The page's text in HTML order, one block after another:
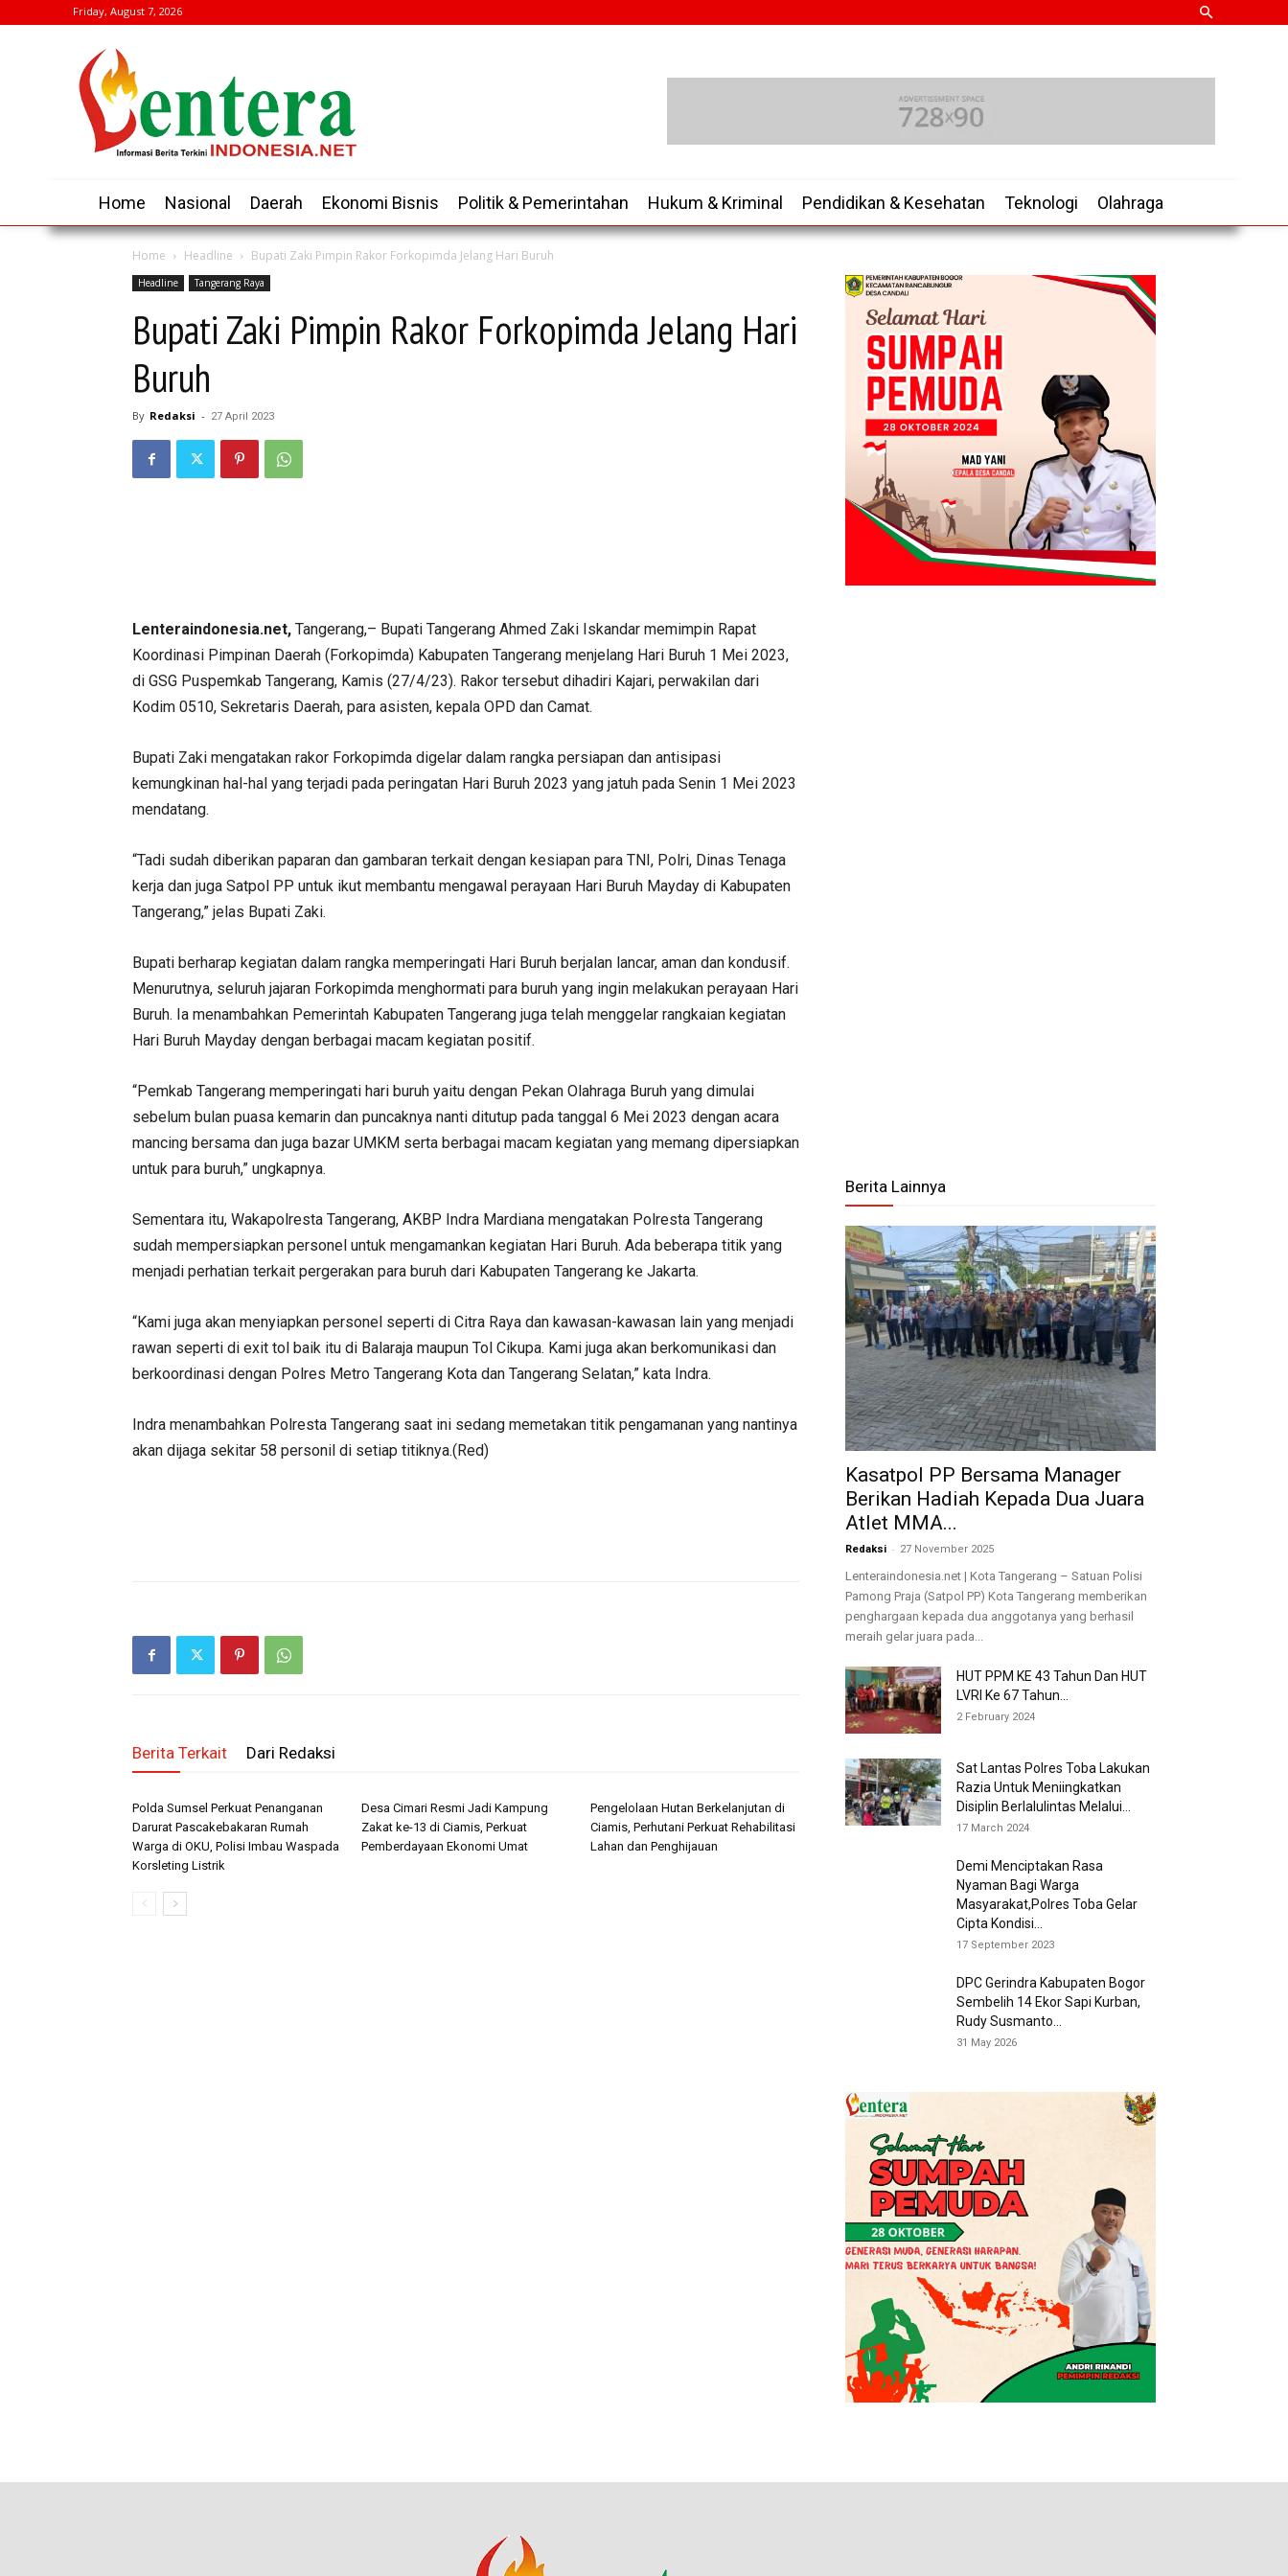
Friday, August 7, 2026
Home Nasional Daerah Ekonomi Bisnis Politik & Pemerintahan Hukum & Kriminal Pendidikan & Kesehatan Teknologi Olahraga
Home Headline Bupati Zaki Pimpin Rakor Forkopimda Jelang Hari Buruh
Headline Tangerang Raya
Bupati Zaki Pimpin Rakor Forkopimda Jelang Hari
Buruh
By Redaksi - 27 April 2023
Lenteraindonesia.net, Tangerang,– Bupati Tangerang Ahmed Zaki Iskandar memimpin Rapat
Koordinasi Pimpinan Daerah (Forkopimda) Kabupaten Tangerang menjelang Hari Buruh 1 Mei 2023,
di GSG Puspemkab Tangerang, Kamis (27/4/23). Rakor tersebut dihadiri Kajari, perwakilan dari
Kodim 0510, Sekretaris Daerah, para asisten, kepala OPD dan Camat.
Bupati Zaki mengatakan rakor Forkopimda digelar dalam rangka persiapan dan antisipasi
kemungkinan hal-hal yang terjadi pada peringatan Hari Buruh 2023 yang jatuh pada Senin 1 Mei 2023
mendatang.
“Tadi sudah diberikan paparan dan gambaran terkait dengan kesiapan para TNI, Polri, Dinas Tenaga
kerja dan juga Satpol PP untuk ikut membantu mengawal perayaan Hari Buruh Mayday di Kabupaten
Tangerang,” jelas Bupati Zaki.
Bupati berharap kegiatan dalam rangka memperingati Hari Buruh berjalan lancar, aman dan kondusif.
Menurutnya, seluruh jajaran Forkopimda menghormati para buruh yang ingin melakukan perayaan Hari
Buruh. Ia menambahkan Pemerintah Kabupaten Tangerang juga telah menggelar rangkaian kegiatan
Hari Buruh Mayday dengan berbagai macam kegiatan positif.
“Pemkab Tangerang memperingati hari buruh yaitu dengan Pekan Olahraga Buruh yang dimulai
sebelum bulan puasa kemarin dan puncaknya nanti ditutup pada tanggal 6 Mei 2023 dengan acara
mancing bersama dan juga bazar UMKM serta berbagai macam kegiatan yang memang dipersiapkan
untuk para buruh,” ungkapnya.
Sementara itu, Wakapolresta Tangerang, AKBP Indra Mardiana mengatakan Polresta Tangerang
sudah mempersiapkan personel untuk mengamankan kegiatan Hari Buruh. Ada beberapa titik yang
menjadi perhatian terkait pergerakan para buruh dari Kabupaten Tangerang ke Jakarta.
“Kami juga akan menyiapkan personel seperti di Citra Raya dan kawasan-kawasan lain yang menjadi
rawan seperti di exit tol baik itu di Balaraja maupun Tol Cikupa. Kami juga akan berkomunikasi dan
berkoordinasi dengan Polres Metro Tangerang Kota dan Tangerang Selatan,” kata Indra.
Indra menambahkan Polresta Tangerang saat ini sedang memetakan titik pengamanan yang nantinya
akan dijaga sekitar 58 personil di setiap titiknya.(Red)
Berita Terkait Dari Redaksi
Polda Sumsel Perkuat Penanganan
Darurat Pascakebakaran Rumah
Warga di OKU, Polisi Imbau Waspada
Korsleting Listrik
Desa Cimari Resmi Jadi Kampung
Zakat ke-13 di Ciamis, Perkuat
Pemberdayaan Ekonomi Umat
Pengelolaan Hutan Berkelanjutan di
Ciamis, Perhutani Perkuat Rehabilitasi
Lahan dan Penghijauan
Berita Lainnya
Kasatpol PP Bersama Manager
Berikan Hadiah Kepada Dua Juara
Atlet MMA...
Redaksi - 27 November 2025
Lenteraindonesia.net | Kota Tangerang – Satuan Polisi
Pamong Praja (Satpol PP) Kota Tangerang memberikan
penghargaan kepada dua anggotanya yang berhasil
meraih gelar juara pada...
HUT PPM KE 43 Tahun Dan HUT
LVRI Ke 67 Tahun...
2 February 2024
Sat Lantas Polres Toba Lakukan
Razia Untuk Meniingkatkan
Disiplin Berlalulintas Melalui...
17 March 2024
Demi Menciptakan Rasa
Nyaman Bagi Warga
Masyarakat,Polres Toba Gelar
Cipta Kondisi...
17 September 2023
DPC Gerindra Kabupaten Bogor
Sembelih 14 Ekor Sapi Kurban,
Rudy Susmanto...
31 May 2026